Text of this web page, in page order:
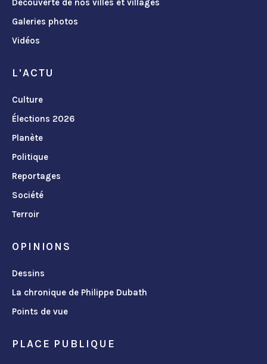
Découverte de nos villes et villages
Galeries photos
Vidéos
L'ACTU
Culture
Élections 2026
Planète
Politique
Reportages
Société
Terroir
OPINIONS
Dessins
La chronique de Philippe Dubath
Points de vue
PLACE PUBLIQUE